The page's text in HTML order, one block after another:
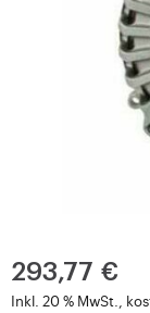
293,77 €
Inkl. 20 % MwSt.,